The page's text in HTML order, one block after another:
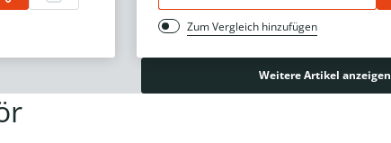
Zum Vergleich hinzufügen
Weitere Artikel anzeigen